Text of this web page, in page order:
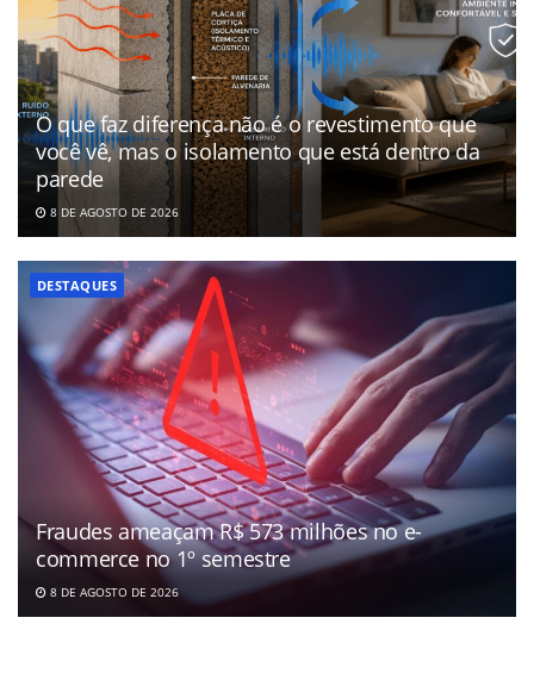
O que faz diferença não é o revestimento que
você vê, mas o isolamento que está dentro da
parede
8 DE AGOSTO DE 2026
DESTAQUES
Fraudes ameaçam R$ 573 milhões no e-
commerce no 1º semestre
8 DE AGOSTO DE 2026